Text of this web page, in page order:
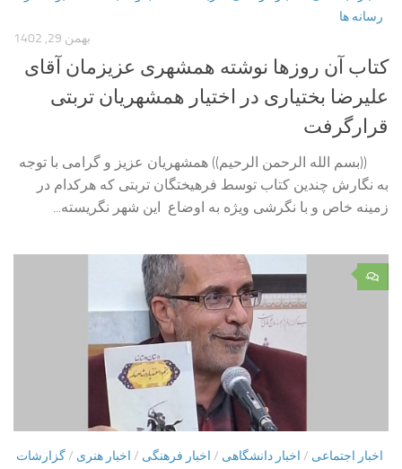
رسانه ها
بهمن 29, 1402
کتاب آن روزها نوشته همشهری عزیزمان آقای
علیرضا بختیاری در اختیار همشهریان تربتی
قرارگرفت
((بسم الله الرحمن الرحیم)) همشهریان عزیز و گرامی با توجه
به نگارش چندین کتاب توسط فرهیختگان تربتی که هرکدام در
زمینه خاص و با نگرشی ویژه به اوضاع این شهر نگریسته...
۰
اخبار اجتماعی / اخبار دانشگاهی / اخبار فرهنگی / اخبار هنری /گزارشات